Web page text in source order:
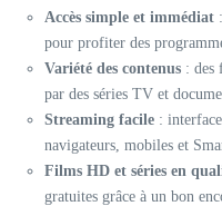
Accès simple et immédiat
pour profiter des
Variété des contenus : des
par des séries TV et
Streaming facile :
navigateurs, mobiles et
Films HD et séries en
gratuites grâce à un bon